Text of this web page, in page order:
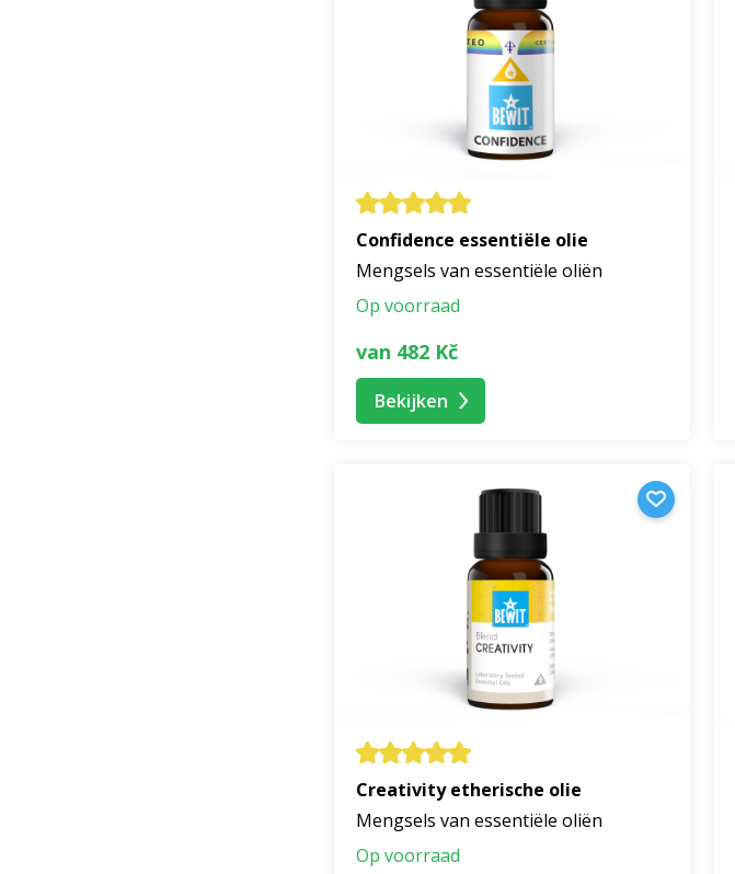
Confidence essentiële olie
Mengsels van essentiële oliën
Op voorraad
van 482 Kč
Bekijken
Creativity etherische olie
Mengsels van essentiële oliën
Op voorraad